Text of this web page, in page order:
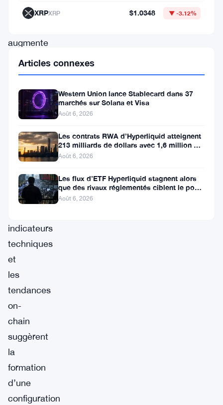
des
augmente
que
les
flux
sur
les
plateformes
stabilisent,
indicateurs
techniques
et
les
tendances
on-
chain
suggèrent
la
formation
d’une
configuration
XRPXRP $1.0348 ▼ -3.12%
Articles connexes
Western Union lance Stablecard dans 37
marchés sur Solana et Visa
Août 6, 2026
Les contrats RWA d’Hyperliquid atteignent
213 milliards de dollars avec 1,6 million de
détenteurs
Août 6, 2026
Les flux d’ETF Hyperliquid stagnent alors
que des rivaux réglementés ciblent le pool
de trading DeFi de 2 à 3
Août 6, 2026